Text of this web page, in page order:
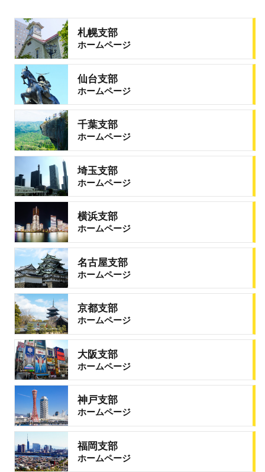
札幌支部
ホームページ
仙台支部
ホームページ
千葉支部
ホームページ
埼玉支部
ホームページ
横浜支部
ホームページ
名古屋支部
ホームページ
京都支部
ホームページ
大阪支部
ホームページ
神戸支部
ホームページ
福岡支部
ホームページ